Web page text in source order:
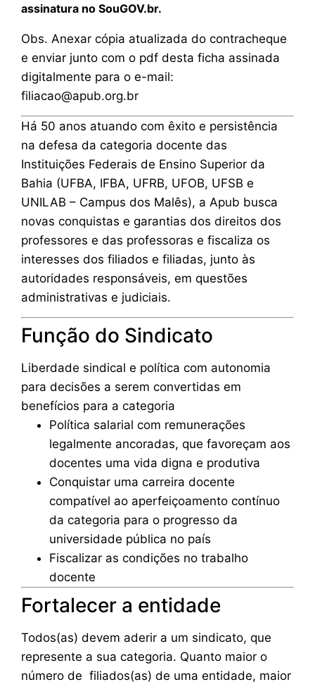
assinatura no SouGOV.br.
Obs. Anexar cópia atualizada do contracheque
e enviar junto com o pdf desta ficha assinada
digitalmente para o e-mail:
filiacao@apub.org.br
Há 50 anos atuando com êxito e persistência
na defesa da categoria docente das
Instituições Federais de Ensino Superior da
Bahia (UFBA, IFBA, UFRB, UFOB, UFSB e
UNILAB – Campus dos Malês), a Apub busca
novas conquistas e garantias dos direitos dos
professores e das professoras e fiscaliza os
interesses dos filiados e filiadas, junto às
autoridades responsáveis, em questões
administrativas e judiciais.
Função do Sindicato
Liberdade sindical e política com autonomia
para decisões a serem convertidas em
benefícios para a categoria
Política salarial com remunerações
legalmente ancoradas, que favoreçam aos
docentes uma vida digna e produtiva
Conquistar uma carreira docente
compatível ao aperfeiçoamento contínuo
da categoria para o progresso da
universidade pública no país
Fiscalizar as condições no trabalho
docente
Fortalecer a entidade
Todos(as) devem aderir a um sindicato, que
represente a sua categoria. Quanto maior o
número de filiados(as) de uma entidade, maior